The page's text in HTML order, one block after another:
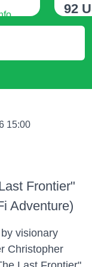
92
15:00
Frontier"
Adventure)
visionary
Christopher